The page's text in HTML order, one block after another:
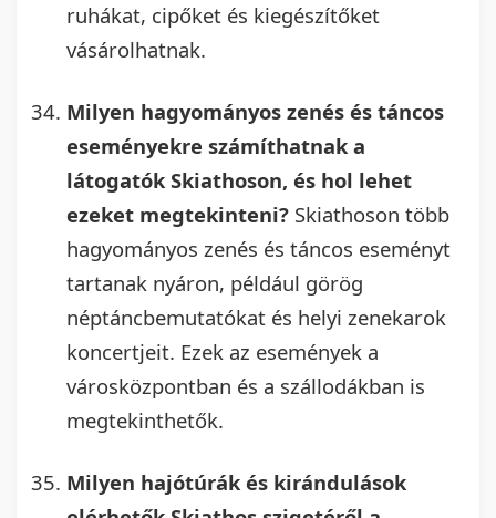
ruhákat, cipőket és kiegészítőket
vásárolhatnak.
Milyen hagyományos zenés és táncos
eseményekre számíthatnak a
látogatók Skiathoson, és hol lehet
ezeket megtekinteni? Skiathoson több
hagyományos zenés és táncos eseményt
tartanak nyáron, például görög
néptáncbemutatókat és helyi zenekarok
koncertjeit. Ezek az események a
városközpontban és a szállodákban is
megtekinthetők.
Milyen hajótúrák és kirándulások